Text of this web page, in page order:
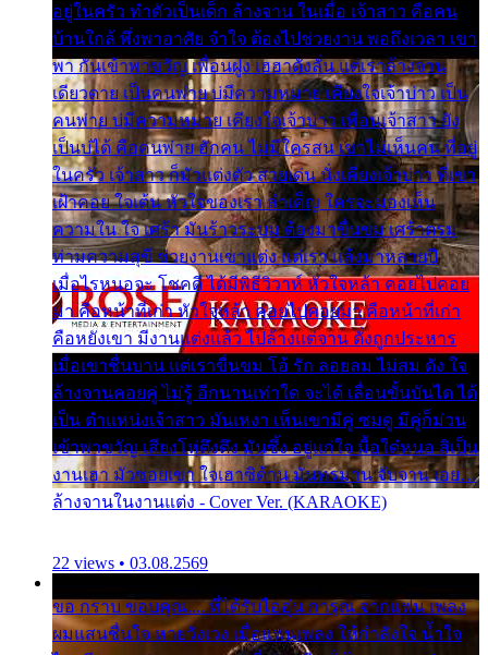
อยู่ในครัว ทำตัวเป็นเด็ก ล้างจาน ในเมื่อ เจ้าสาว คือคน
บ้านใกล้ พึ่งพาอาศัย จำใจ ต้องไปช่วยงาน พอถึงเวลา เขา
พา กันเข้าพาขวัญ เพื่อนฝูง เฮฮาดังลั่น แต่เราล้างจาน
เดียวดาย เป็นคนพ่าย บ่มีความหมาย เคียงใจเจ้าบ่าว เป็น
คนพ่าย บ่มีความหมาย เคียงใจเจ้าบ่าว เพื่อนเจ้าสาว ยัง
เป็นบ่ได้ คือคนพ่าย ฮักคน ไม่มีใครสน เขาไม่เห็นคน ที่อยู่
ในครัว เจ้าสาว ก็มัวแต่งตัว สวยเด่น นั่งเคียงเจ้าบ่าว ที่เขา
เฝ้าคอย ใจเต้น หัวใจของเรา ลำเค็ญ ใครจะมองเห็น
ความใน ใจ เศร้า มันร้าวระบม ต้องมาขื่นขม เศร้าตรม
ท่ามความสุขี ช่วยงานเขาแต่ง แต่เรา แล้งมาหลายปี
เมื่อไรหนอจะ โชคดี ได้มีพิธีวิวาห์ หัวใจหล้า คอยไปคอย
มา คือหน้าที่เก่า หัวใจหล้า คอยไปคอยมา คือหน้าที่เก่า
คือหยังเขา มีงานแต่งแล้ว ไปล้างแต่จาน ดั่งถูกประหาร
เมื่อเขาชื่นบาน แต่เราขื่นขม โอ้ รัก ลอยลม ไม่สม ดัง ใจ
ล้างจานคอยคู่ ไม่รู้ อีกนานเท่าใด จะได้ เลื่อนขั้นบันได ได้
เป็น ตำแหน่งเจ้าสาว มันเหงา เห็นเขามีคู่ ซมดู มีคู่ก็ม่วน
เข้าพาขวัญ เสียงโห่ตึงตึง มันซึ้ง อยู่แก่ใจ มื้อใด๋หนอ สิเป็น
งานเฮา มัวซอยเขา ใจเฮาซิด้าน มันทรมาน จับจาน เอย…
ล้างจานในงานแต่ง - Cover Ver. (KARAOKE)
22 views • 03.08.2569
ขอ กราบ ขอบคุณ.... ที่ได้รับไออุ่น การุณ จากแฟน เพลง
ผมแสนชื่นใจ หายวังเวง เมื่อแฟนเพลง ให้กำลังใจ น้ำใจ